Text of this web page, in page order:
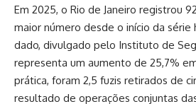
Em 2025, o Rio de Janeiro registrou
maior número desde o início da série
dado, divulgado pelo Instituto de
representa um aumento de 25,7%
prática, foram 2,5 fuzis retirados de
resultado de operações conjuntas